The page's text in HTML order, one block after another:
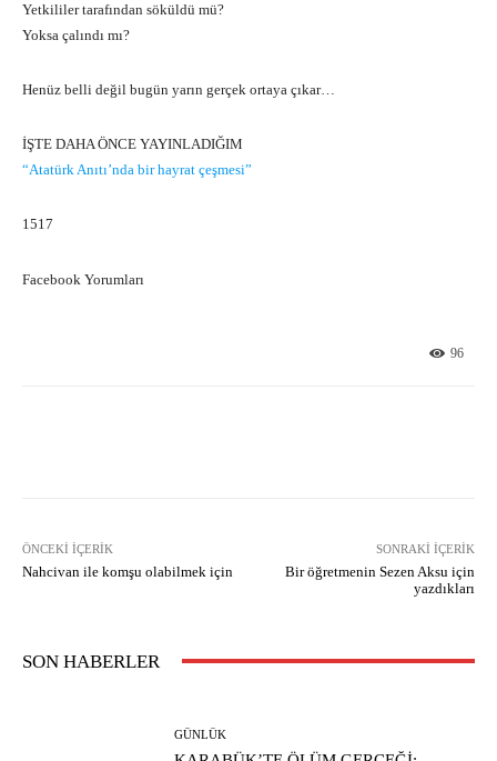
Yetkililer tarafından söküldü mü?
Yoksa çalındı mı?
Henüz belli değil bugün yarın gerçek ortaya çıkar…
İŞTE DAHA ÖNCE YAYINLADIĞIM
“Atatürk Anıtı’nda bir hayrat çeşmesi”
1517
Facebook Yorumları
96
ÖNCEKI İÇERIK
Nahcivan ile komşu olabilmek için
SONRAKI İÇERIK
Bir öğretmenin Sezen Aksu için
yazdıkları
SON HABERLER
GÜNLÜK